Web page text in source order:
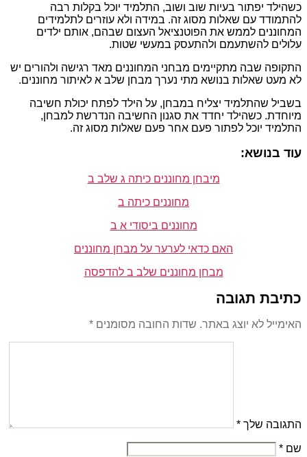
כשהילד יפתור בעיות שוב ושוב, התלמיד יוכל בקלות רבה
להתמודד עם שאלות מסוג זה. במידה ולא עוזרים לתלמידים
המחוננים לממש את הפוטנציאל העצום שבהם, אותם ילדים
עלולים להשתעמם ולהתעסק במעשי שטות.
התקופה שבה מתקיימים מבחני המחוננים מאד רגישה ולהורים יש
לא מעט שאלות בנושא מתי נערך מבחן שלב א לאיתור מחוננים.
בשביל שהתלמיד יצליח במבחן, על הילד לפתח יכולת חשיבה
מיוחדת. כשהילד יחדד את סגנון החשיבה הנדרשת למבחן,
התלמיד יוכל לפתור פעם אחר פעם שאלות מסוג זה.
עוד בנושא:
מיבחן מחוננים כיתה ג שלב ב
מחוננים כיתה ב
מחוננים ביסודי א ב
האם כדאי לערער על מבחן מחוננים
מבחן מחוננים שלב ב להדפסה
כתיבת תגובה
האימייל לא יוצג באתר. שדות החובה מסומנים *
התגובה שלך *
שם *